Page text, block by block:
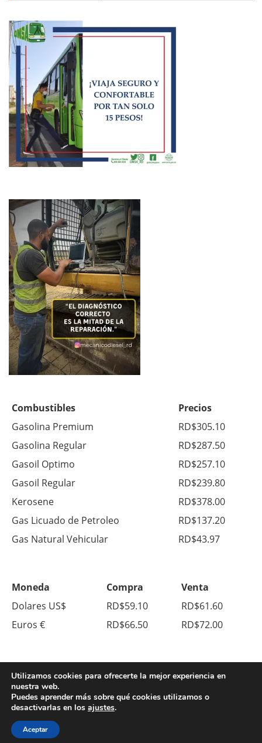
Combustibles
Precios
Gasolina Premium
RD$305.10
Gasolina Regular
RD$287.50
Gasoil Optimo
RD$257.10
Gasoil Regular
RD$239.80
Kerosene
RD$378.00
Gas Licuado de Petroleo
RD$137.20
Gas Natural Vehicular
RD$43.97
Moneda Compra
Venta
Dolares US$
RD$59.10
RD$61.60
Euros €
RD$66.50 RD$72.00
© Copyright 2026. All Right Reserved.
Sobre Nosotros
Utilizamos cookies para ofrecerte la mejor experiencia en
nuestra web.
Puedes aprender más sobre qué cookies utilizamos o
desactivarlas en los ajustes.
Aceptar